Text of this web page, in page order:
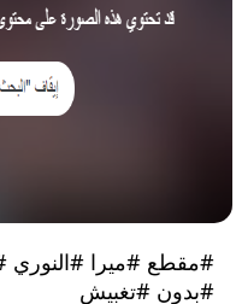
#ميرا #النوري #مع
#تغبيش